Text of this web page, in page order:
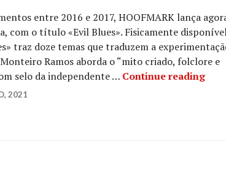
entre 2016 e 2017, HOOFMARK lança
com o título «Evil Blues». Fisicamente
traz doze temas que traduzem a
Ramos aborda o “mito criado, folclore e
selo da independente … Continue reading
2021